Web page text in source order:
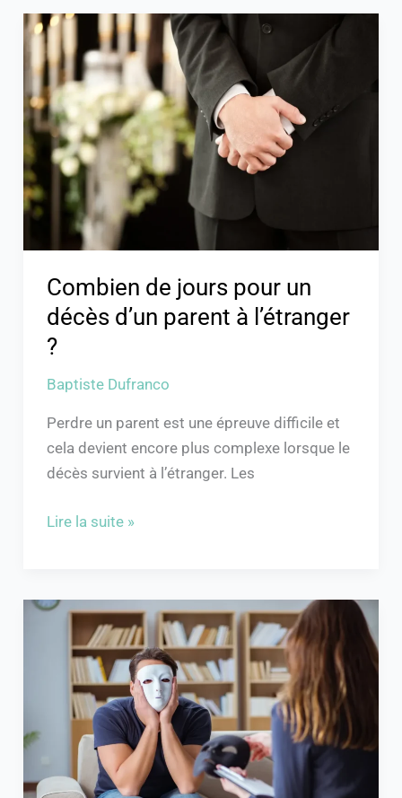
Combien de jours pour un
décès d’un parent à l’étranger
?
Baptiste Dufranco
Perdre un parent est une épreuve difficile et
cela devient encore plus complexe lorsque le
décès survient à l’étranger. Les
Combien
de
jours
pour
un
décès
d’un
parent
l’étranger
?
Lire la suite »
Comment
déstabiliser
pervers
narcissique
travail